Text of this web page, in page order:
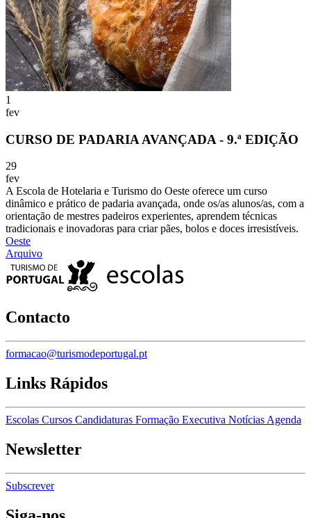
1
fev
CURSO DE PADARIA AVANÇADA - 9.ª EDIÇÃO
29
fev
A Escola de Hotelaria e Turismo do Oeste oferece um curso
dinâmico e prático de padaria avançada, onde os/as alunos/as, com a
orientação de mestres padeiros experientes, aprendem técnicas
tradicionais e inovadoras para criar pães, bolos e doces irresistíveis.
Oeste
Arquivo
Contacto
formacao@turismodeportugal.pt
Links Rápidos
Escolas Cursos Candidaturas Formação Executiva Notícias Agenda
Newsletter
Subscrever